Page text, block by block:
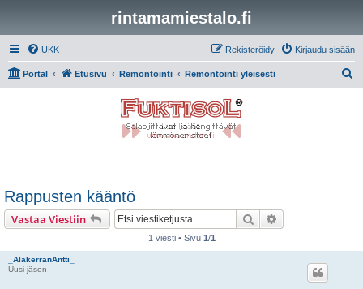
rintamamiestalo.fi
UKK Kirjaudu sisään
Rekisteröidy
Portal Etusivu Remontointi Remontointi yleisesti
Rappusten kääntö
Vastaa Viestiin Etsi
1 viesti • Sivu 1/1
_AlakerranAntti_
Uusi jäsen